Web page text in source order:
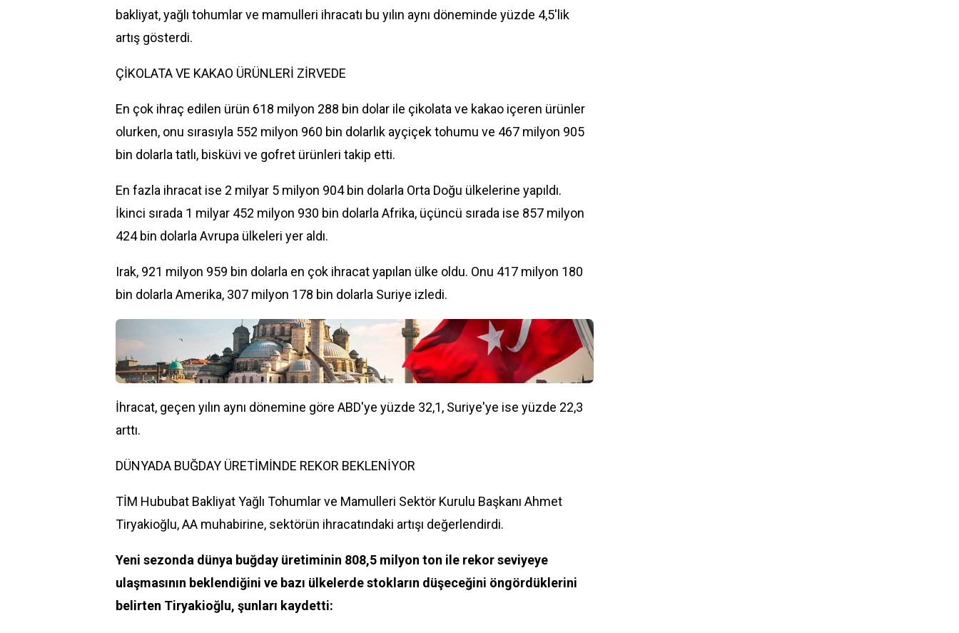
bakliyat, yağlı tohumlar ve mamulleri ihracatı bu yılın aynı döneminde yüzde 4,5'lik
artış gösterdi.
ÇİKOLATA VE KAKAO ÜRÜNLERİ ZİRVEDE
En çok ihraç edilen ürün 618 milyon 288 bin dolar ile çikolata ve kakao içeren ürünler
olurken, onu sırasıyla 552 milyon 960 bin dolarlık ayçiçek tohumu ve 467 milyon 905
bin dolarla tatlı, bisküvi ve gofret ürünleri takip etti.
En fazla ihracat ise 2 milyar 5 milyon 904 bin dolarla Orta Doğu ülkelerine yapıldı.
İkinci sırada 1 milyar 452 milyon 930 bin dolarla Afrika, üçüncü sırada ise 857 milyon
424 bin dolarla Avrupa ülkeleri yer aldı.
Irak, 921 milyon 959 bin dolarla en çok ihracat yapılan ülke oldu. Onu 417 milyon 180
bin dolarla Amerika, 307 milyon 178 bin dolarla Suriye izledi.
İhracat, geçen yılın aynı dönemine göre ABD'ye yüzde 32,1, Suriye'ye ise yüzde 22,3
arttı.
DÜNYADA BUĞDAY ÜRETİMİNDE REKOR BEKLENİYOR
TİM Hububat Bakliyat Yağlı Tohumlar ve Mamulleri Sektör Kurulu Başkanı Ahmet
Tiryakioğlu, AA muhabirine, sektörün ihracatındaki artışı değerlendirdi.
Yeni sezonda dünya buğday üretiminin 808,5 milyon ton ile rekor seviyeye
ulaşmasının beklendiğini ve bazı ülkelerde stokların düşeceğini öngördüklerini
belirten Tiryakioğlu, şunları kaydetti: